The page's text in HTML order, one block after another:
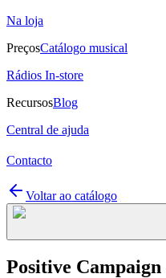
Na loja
PreçosCatálogo musical
Rádios In-store
RecursosBlog
Central de ajuda
Contacto
Voltar ao catálogo
Positive Campaign